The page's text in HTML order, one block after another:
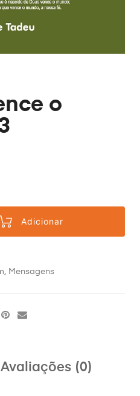
o
Adicionar
Mensagens
Avaliações (0)